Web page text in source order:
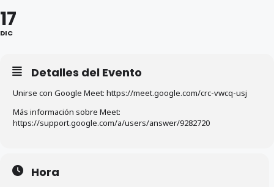
17
DIC
Detalles del Evento
Unirse con Google Meet: https://meet.google.com/crc-vwcq-usj
Más información sobre Meet:
https://support.google.com/a/users/answer/9282720
Hora